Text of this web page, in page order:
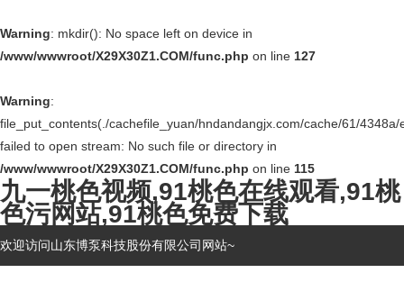
Warning: mkdir(): No space left on device in
/www/wwwroot/X29X30Z1.COM/func.php on line 127
Warning:
file_put_contents(./cachefile_yuan/hndandangjx.com/cache/61/4348a/
failed to open stream: No such file or directory in
/www/wwwroot/X29X30Z1.COM/func.php on line 115
九一桃色视频,91桃色在线观看,91桃
色污网站,91桃色免费下载
欢迎访问山东博泵科技股份有限公司网站~